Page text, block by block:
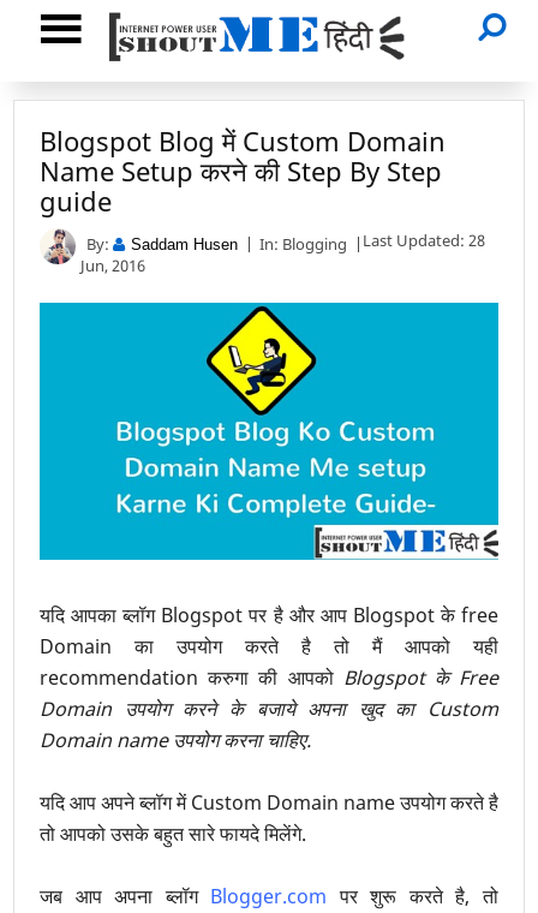
Blogspot Blog में Custom Domain
Name Setup करने की Step By Step
guide
By: Saddam Husen In: Blogging
Last Updated: 28
Jun, 2016
यदि आपका ब्लॉग Blogspot पर है और आप Blogspot के free
Domain का उपयोग करते है तो मैं आपको यही
recommendation करुगा की आपको Blogspot के Free
Domain उपयोग करने के बजाये अपना खुद का Custom
Domain name उपयोग करना चाहिए.
यदि आप अपने ब्लॉग में Custom Domain name उपयोग करते है
तो आपको उसके बहुत सारे फायदे मिलेंगे.
जब आप अपना ब्लॉग Blogger.comपर शुरू करते है, तो